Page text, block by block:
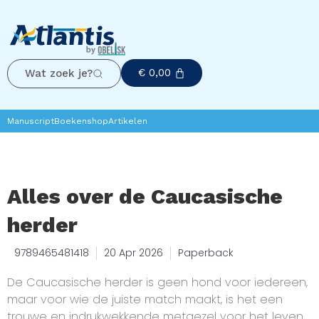
Wat zoek je? € 0,00
ManuscriptBoekenshopArtikelen
Alles over de Caucasische
herder
9789465481418 20 Apr 2026 Paperback
De Caucasische herder is geen hond voor iedereen,
maar voor wie de juiste match maakt, is het een